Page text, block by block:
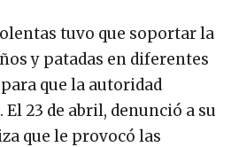
tuvo que soportar la
y patadas en diferentes
que la autoridad
23 de abril, denunció a su
que le provocó las